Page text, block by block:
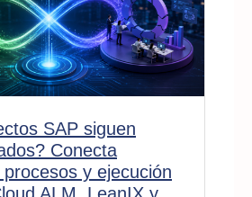
SAP siguen
Conecta
y ejecución